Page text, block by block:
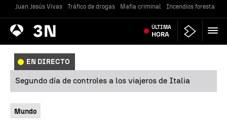
Juan Jesús Vivas Tráfico de drogas Mafia criminal Incendios forestales
Antena
3 Noticias ÚLTIMA
HORA
EN DIRECTO
Segundo día de controles a los viajeros de Italia
Mundo